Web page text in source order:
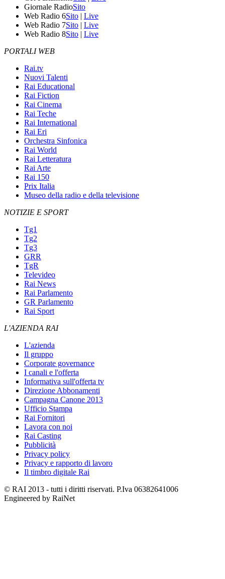
Giornale RadioSito
Web Radio 6Sito | Live
Web Radio 7Sito | Live
Web Radio 8Sito | Live
PORTALI WEB
Rai.tv
Nuovi Talenti
Rai Educational
Rai Fiction
Rai Cinema
Rai Teche
Rai International
Rai Eri
Orchestra Sinfonica
Rai World
Rai Letteratura
Rai Arte
Rai 150
Prix Italia
Museo della radio e della televisione
NOTIZIE E SPORT
Tg1
Tg2
Tg3
GRR
TgR
Televideo
Rai News
Rai Parlamento
GR Parlamento
Rai Sport
L'AZIENDA RAI
L'azienda
Il gruppo
Corporate governance
I canali e l'offerta
Informativa sull'offerta tv
Direzione Abbonamenti
Campagna Canone 2013
Ufficio Stampa
Rai Fornitori
Lavora con noi
Rai Casting
Pubblicità
Privacy policy
Privacy e rapporto di lavoro
Il timbro digitale Rai
© RAI 2013 - tutti i diritti riservati. P.Iva 06382641006
Engineered by RaiNet